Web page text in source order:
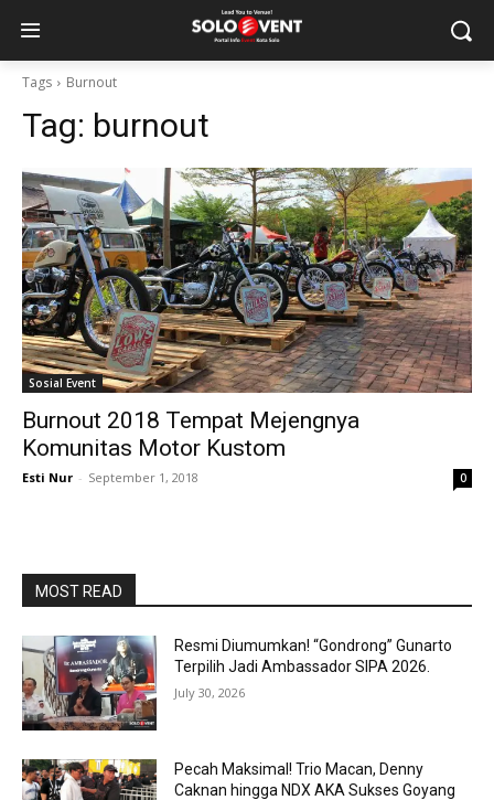
Tags Burnout
Tag: burnout
Sosial Event
Burnout 2018 Tempat Mejengnya
Komunitas Motor Kustom
Esti Nur - September 1, 2018 0
MOST READ
Resmi Diumumkan! “Gondrong” Gunarto
Terpilih Jadi Ambassador SIPA 2026.
July 30, 2026
Pecah Maksimal! Trio Macan, Denny
Caknan hingga NDX AKA Sukses Goyang